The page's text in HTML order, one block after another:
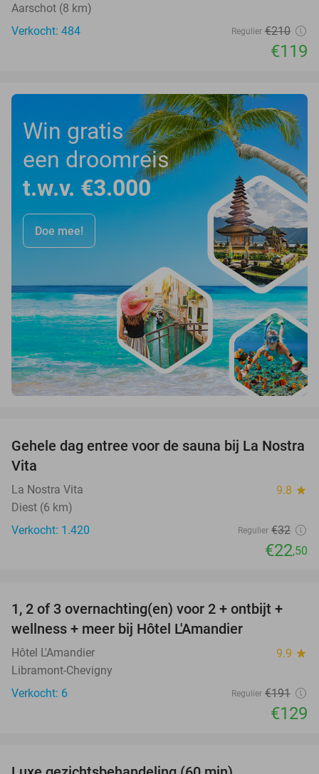
Aarschot (8 km)
Verkocht: 484
Regulier €210
€119
Win gratis
een droomreis
t.w.v. €3.000
Doe mee!
30%
Gehele dag entree voor de sauna bij La Nostra
Vita
La Nostra Vita 9.8 star
Diest (6 km)
Verkocht: 1.420
Regulier €32
€22,50
32%
TODAY
1, 2 of 3 overnachting(en) voor 2 + ontbijt +
wellness + meer bij Hôtel L'Amandier
Hôtel L'Amandier 9.9 star
Libramont-Chevigny
Verkocht: 6
Regulier €191
€129